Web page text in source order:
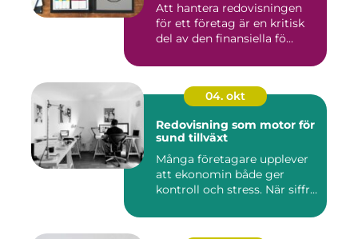
Att hantera redovisningen
för ett företag är en kritisk
del av den finansiella fö...
04. okt
Redovisning som motor för
sund tillväxt
Många företagare upplever
att ekonomin både ger
kontroll och stress. När siffr...